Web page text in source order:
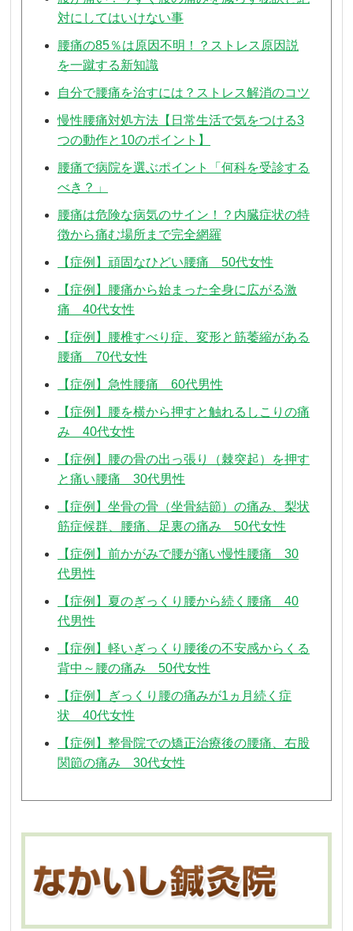
対にしてはいけない事
腰痛の85％は原因不明！？ストレス原因説
を一蹴する新知識
自分で腰痛を治すには？ストレス解消のコツ
慢性腰痛対処方法【日常生活で気をつける3
つの動作と10のポイント】
腰痛で病院を選ぶポイント「何科を受診する
べき？」
腰痛は危険な病気のサイン！？内臓症状の特
徴から痛む場所まで完全網羅
【症例】頑固なひどい腰痛 50代女性
【症例】腰痛から始まった全身に広がる激
痛 40代女性
【症例】腰椎すべり症、変形と筋萎縮がある
腰痛 70代女性
【症例】急性腰痛 60代男性
【症例】腰を横から押すと触れるしこりの痛
み 40代女性
【症例】腰の骨の出っ張り（棘突起）を押す
と痛い腰痛 30代男性
【症例】坐骨の骨（坐骨結節）の痛み、梨状
筋症候群、腰痛、足裏の痛み 50代女性
【症例】前かがみで腰が痛い慢性腰痛 30
代男性
【症例】夏のぎっくり腰から続く腰痛 40
代男性
【症例】軽いぎっくり腰後の不安感からくる
背中～腰の痛み 50代女性
【症例】ぎっくり腰の痛みが1ヵ月続く症
状 40代女性
【症例】整骨院での矯正治療後の腰痛、右股
関節の痛み 30代女性